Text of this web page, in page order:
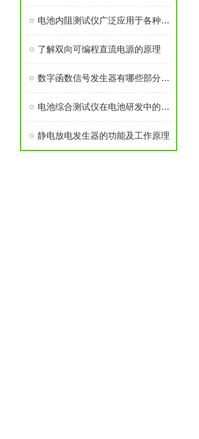
电池内阻测试仪广泛应用于各种电池类型
了解双向可编程直流电源的原理
数字函数信号发生器有哪些部分组成？
电池综合测试仪在电池研发中的作用
静电放电发生器的功能及工作原理